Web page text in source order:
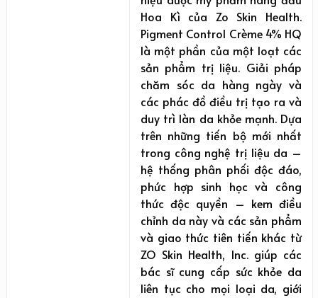
Hoa Kì của Zo Skin Health.
Pigment Control Crème 4% HQ
là một phần của một loạt các
sản phẩm trị liệu. Giải pháp
chăm sóc da hàng ngày và
các phác đồ điều trị tạo ra và
duy trì làn da khỏe mạnh. Dựa
trên những tiến bộ mới nhất
trong công nghệ trị liệu da –
hệ thống phân phối độc đáo,
phức hợp sinh học và công
thức độc quyền – kem điều
chỉnh da này và các sản phẩm
và giao thức tiên tiến khác từ
ZO Skin Health, Inc. giúp các
bác sĩ cung cấp sức khỏe da
liên tục cho mọi loại da, giới